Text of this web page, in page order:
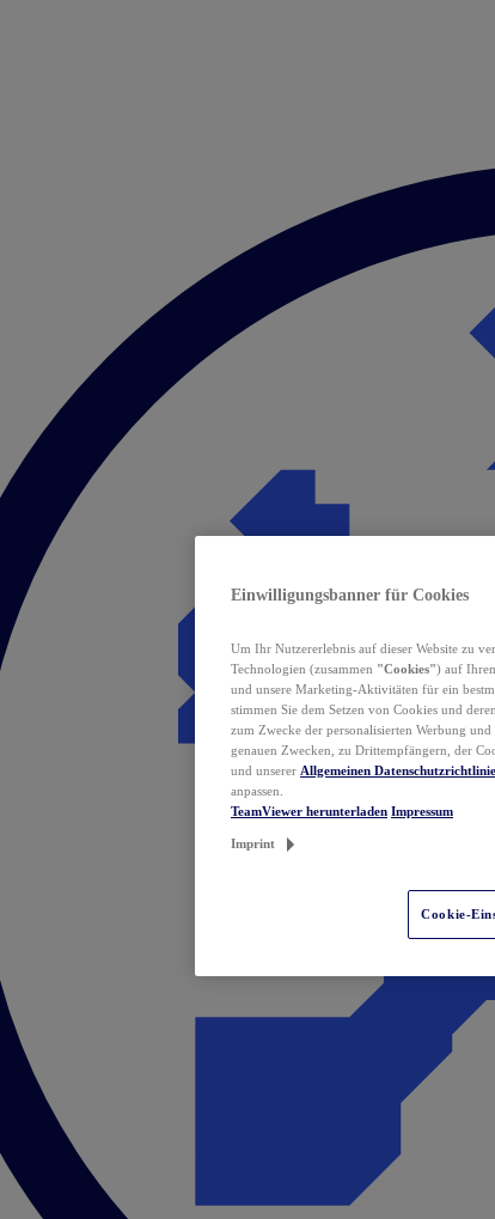
Einwilligungsbanner für Cookies
Um Ihr Nutzererlebnis auf dieser Website zu
Technologien (zusammen "Cookies") auf
und unsere Marketing-Aktivitäten für ein
stimmen Sie dem Setzen von Cookies und
zum Zwecke der personalisierten Werbung
genauen Zwecken, zu Drittempfängern, der
und unserer Allgemeinen Datenschutzrichtlinie
anpassen.
TeamViewer herunterladen Impressum
Imprint
Cookie-